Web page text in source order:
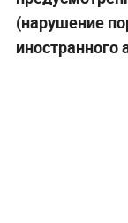
(нарушение
иностранного